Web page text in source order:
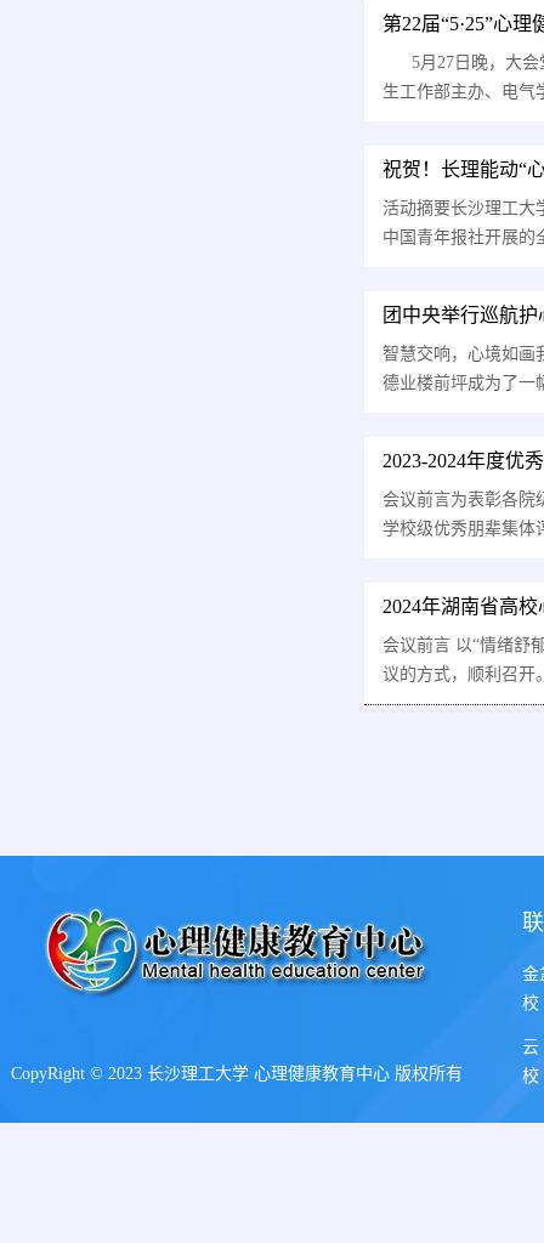
第22届“5·25”心
5月27日晚，大会
生工作部主办、电
祝贺！长理能动“
活动摘要长沙理工大
中国青年报社开展的
团中央举行巡航
智慧交响，心境如画
德业楼前坪成为了一
2023-2024年度优
会议前言为表彰各院
学校级优秀朋辈集体
2024年湖南省高
会议前言 以“情绪舒
议的方式，顺利召开
CopyRight © 2023 长沙理工大学 心理健康教育中心 版权所有
金